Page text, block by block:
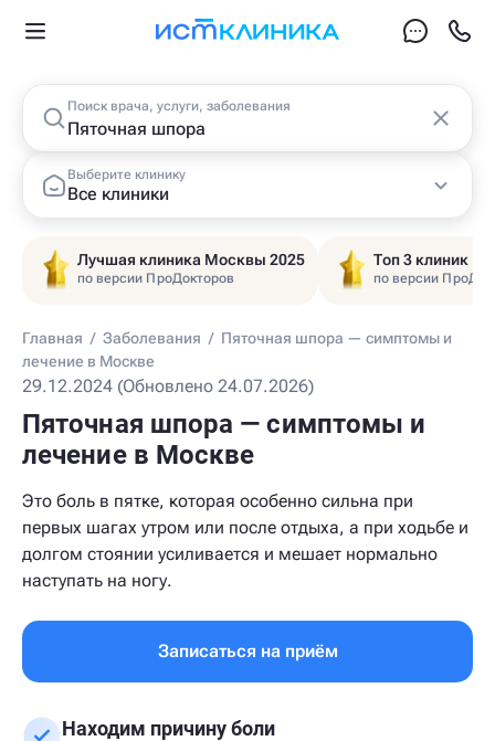
Поиск врача, услуги, заболевания
Выберите клинику
Все клиники
Лучшая клиника Москвы 2025
по версии ПроДокторов
Топ 3 клиник
по версии
Главная / Заболевания / Пяточная шпора — симптомы и
лечение в Москве
29.12.2024 (Обновлено 24.07.2026)
Пяточная шпора — симптомы и
лечение в Москве
Это боль в пятке, которая особенно сильна при
первых шагах утром или после отдыха, а при ходьбе и
долгом стоянии усиливается и мешает нормально
наступать на ногу.
Записаться на приём
Находим причину боли